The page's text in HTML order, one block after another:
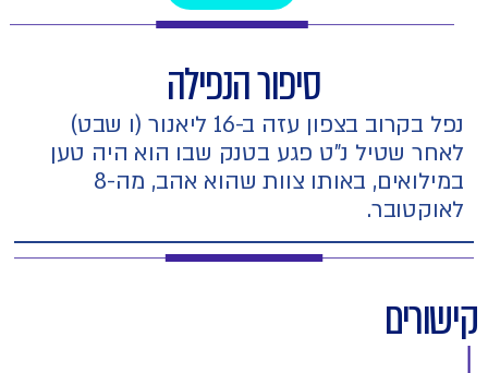
סיפור הנפילה
נפל בקרוב בצפון עזה ב-16 ליאנור (ו שבט)
לאחר שטיל נ"ט פגע בטנק שבו הוא היה טען
במילואים, באותו צוות שהוא אהב, מה-8
לאוקטובר.
קישורים